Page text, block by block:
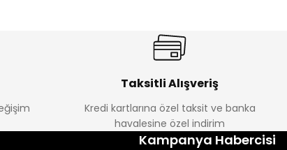
Taksitli Alışveriş
Kredi kartlarına özel taksit ve banka
havalesine özel indirim
Kampanya Habercisi